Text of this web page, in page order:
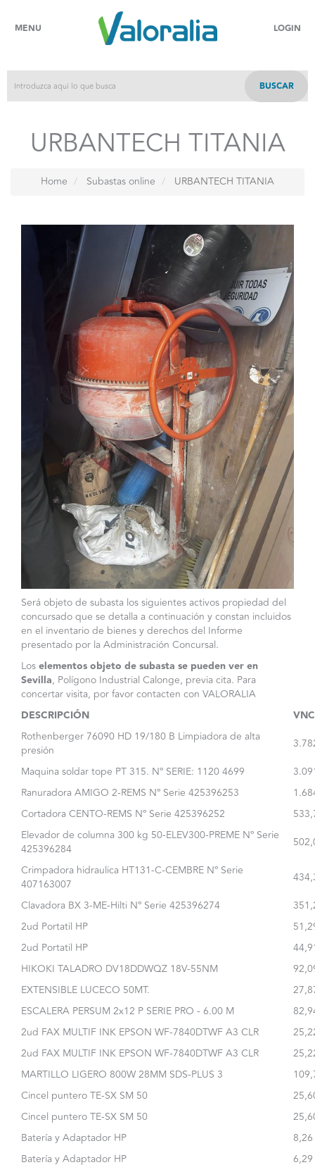
MENU LOGIN
BUSCAR
URBANTECH TITANIA
Home Subastas online URBANTECH TITANIA
Será objeto de subasta los siguientes activos propiedad del
concursado que se detalla a continuación y constan incluidos
en el inventario de bienes y derechos del Informe
presentado por la Administración Concursal.
Loselementos objeto de subasta se pueden ver en
Sevilla, Polígono Industrial Calonge, previa cita. Para
concertar visita, por favor contacten con VALORALIA
DESCRIPCIÓN
Rothenberger 76090 HD 19/180 B Limpiadora de alta
presión
Maquina soldar tope PT 315. Nº SERIE: 1120 4699
Ranuradora AMIGO 2-REMS Nº Serie 425396253
Cortadora CENTO-REMS Nº Serie 425396252
Elevador de columna 300 kg 50-ELEV300-PREME Nº Serie
425396284
Crimpadora hidraulica HT131-C-CEMBRE Nº Serie
407163007
Clavadora BX 3-ME-Hilti Nº Serie 425396274
2ud Portatil HP
2ud Portatil HP
HIKOKI TALADRO DV18DDWQZ 18V-55NM
EXTENSIBLE LUCECO 50MT.
ESCALERA PERSUM 2x12 P SERIE PRO - 6.00 M
2ud FAX MULTIF INK EPSON WF-7840DTWF A3 CLR
2ud FAX MULTIF INK EPSON WF-7840DTWF A3 CLR
MARTILLO LIGERO 800W 28MM SDS-PLUS 3
Cincel puntero TE-SX SM 50
Cincel puntero TE-SX SM 50
Batería y Adaptador HP
8,26
Batería y Adaptador HP
6,29